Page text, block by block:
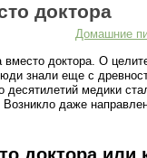
доктора
Домашние
вместо доктора. О
знали еще с
десятилетий медики
даже